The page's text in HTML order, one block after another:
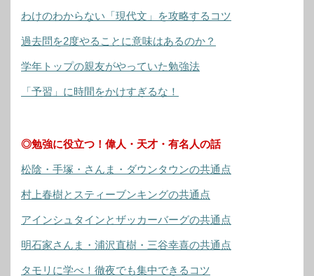
わけのわからない「現代文」を攻略するコツ
過去問を2度やることに意味はあるのか？
学年トップの親友がやっていた勉強法
「予習」に時間をかけすぎるな！
◎勉強に役立つ！偉人・天才・有名人の話
松陰・手塚・さんま・ダウンタウンの共通点
村上春樹とスティーブンキングの共通点
アインシュタインとザッカーバーグの共通点
明石家さんま・浦沢直樹・三谷幸喜の共通点
タモリに学べ！徹夜でも集中できるコツ